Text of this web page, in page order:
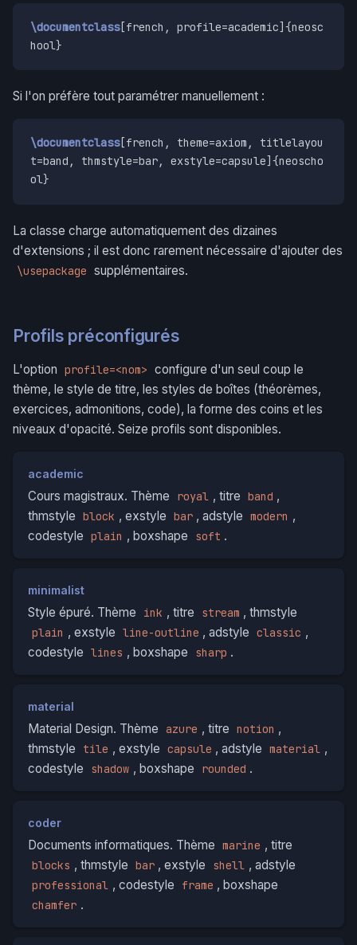
\documentclass[french, profile=academic]{neosc
hool}
Si l'on préfère tout paramétrer manuellement :
\documentclass[french, theme=axiom, titlelayou
t=band, thmstyle=bar, exstyle=capsule]{neoscho
ol}
La classe charge automatiquement des dizaines
d'extensions ; il est donc rarement nécessaire d'ajouter des
\usepackage supplémentaires.
Profils préconfigurés
L'option profile=<nom> configure d'un seul coup le
thème, le style de titre, les styles de boîtes (théorèmes,
exercices, admonitions, code), la forme des coins et les
niveaux d'opacité. Seize profils sont disponibles.
academic
Cours magistraux. Thème royal , titre band ,
thmstyle block , exstyle bar , adstyle modern ,
codestyle plain , boxshape soft .
minimalist
Style épuré. Thème ink , titre stream , thmstyle
plain , exstyle line-outline , adstyle classic ,
codestyle lines , boxshape sharp .
material
Material Design. Thème azure , titre notion ,
thmstyle
tile , exstyle capsule , adstyle material ,
codestyle
shadow , boxshape rounded .
coder
Documents informatiques. Thème marine , titre
blocks , thmstyle bar , exstyle shell , adstyle
professional , codestyle frame , boxshape
chamfer .